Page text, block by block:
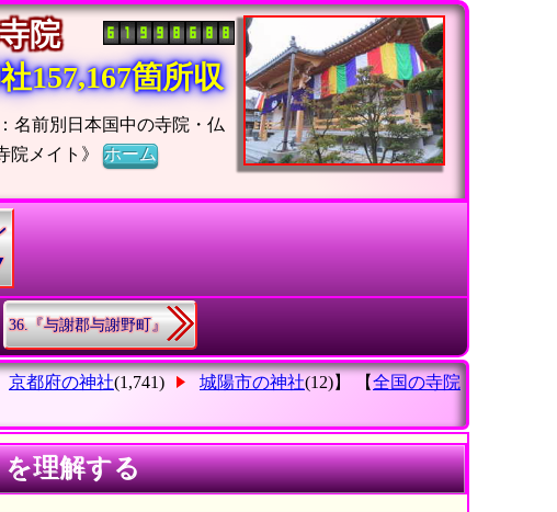
寺院
157,167箇所収
名前別日本国中の寺院・仏
院メイト》ホーム
36.『与謝郡与謝野町』
京都府の神社(1,741) 城陽市の神社(12)】 【全国の寺院
理解する